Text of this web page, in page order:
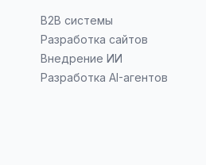
B2B системы
Разработка сайтов
Внедрение ИИ
Разработка AI-агентов